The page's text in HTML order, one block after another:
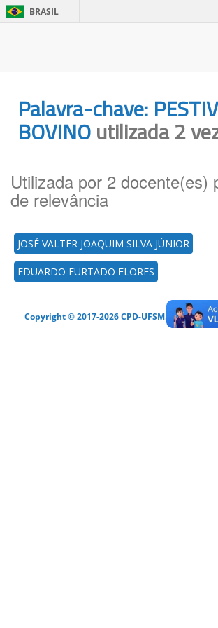
BRASIL
Palavra-chave:
BOVINOutilizada 2
Utilizada por 2 docente(es)
de relevância
JOSÉ VALTER JOAQUIM SILVA JÚNIOR
EDUARDO FURTADO FLORES
Copyright © 2017-2026 CPD-UFSM. Todos os